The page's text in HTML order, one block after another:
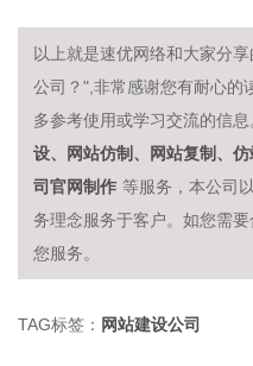
以上就是速优网络和大家分
公司？",非常感谢您有耐心的
多参考使用或学习交流的信息
设、网站仿制、网站复制、
司官网制作 等服务，本公司
务理念服务于客户。如您需
您服务。
TAG标签： 网站建设公司